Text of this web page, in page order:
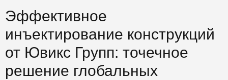
Эффективное
инъектирование конструкций
от Ювикс Групп: точечное
решение глобальных